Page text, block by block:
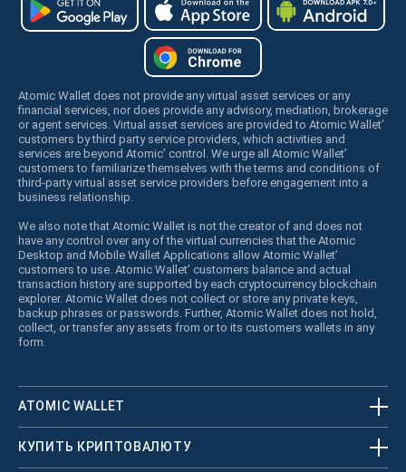
Atomic Wallet does not provide any virtual asset services or any
financial services, nor does provide any advisory, mediation, brokerage
or agent services. Virtual asset services are provided to Atomic Wallet’
customers by third party service providers, which activities and
services are beyond Atomic’ control. We urge all Atomic Wallet’
customers to familiarize themselves with the terms and conditions of
third-party virtual asset service providers before engagement into a
business relationship.
We also note that Atomic Wallet is not the creator of and does not
have any control over any of the virtual currencies that the Atomic
Desktop and Mobile Wallet Applications allow Atomic Wallet’
customers to use. Atomic Wallet’ customers balance and actual
transaction history are supported by each cryptocurrency blockchain
explorer. Atomic Wallet does not collect or store any private keys,
backup phrases or passwords. Further, Atomic Wallet does not hold,
collect, or transfer any assets from or to its customers wallets in any
form.
ATOMIC WALLET
КУПИТЬ КРИПТОВАЛЮТУ